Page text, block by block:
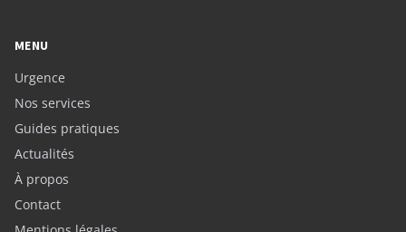
MENU
Urgence
Nos services
Guides pratiques
Actualités
À propos
Contact